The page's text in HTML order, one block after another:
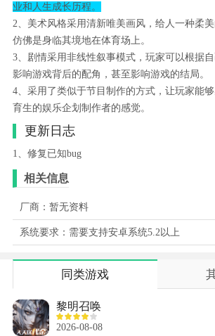
业和人生成长历程。
2、美术风格采用清新唯美画风，给人一种柔
仿佛是身临其境地在体育场上。
3、剧情采用非线性叙事模式，玩家可以根据
影响游戏背后的配角，甚至影响游戏的结局。
4、采用了类似于节目制作的方式，让玩家能
育生的娱乐企划制作者的感觉。
更新日志
1、修复已知bug
相关信息
厂商：暂无资料
系统要求：需要支持安卓系统5.2以上
同类游戏
黎明召唤
2026-08-08